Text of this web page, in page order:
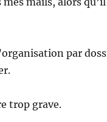
par
trop grave.